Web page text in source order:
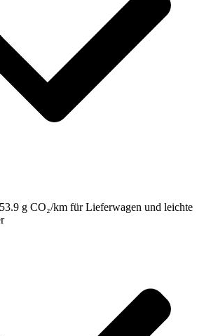
g CO₂/km für Lieferwagen und leichte